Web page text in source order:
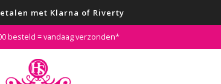
met Klarna of Riverty
besteld = vandaag verzonden*